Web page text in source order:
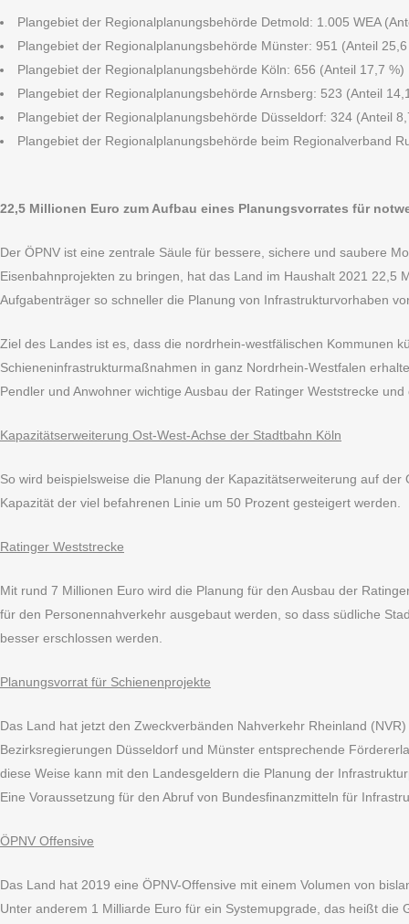
Plangebiet der Regionalplanungsbehörde Detmold: 1.005 WEA
Plangebiet der Regionalplanungsbehörde Münster: 951 (Anteil
Plangebiet der Regionalplanungsbehörde Köln: 656 (Anteil 17,7 %)
Plangebiet der Regionalplanungsbehörde Arnsberg: 523 (Anteil
Plangebiet der Regionalplanungsbehörde Düsseldorf: 324 (Anteil
Plangebiet der Regionalplanungsbehörde beim Regionalverband
22,5 Millionen Euro zum Aufbau eines Planungsvorrates für
Der ÖPNV ist eine zentrale Säule für bessere, sichere und saubere
Eisenbahnprojekten zu bringen, hat das Land im Haushalt 2021
Aufgabenträger so schneller die Planung von Infrastrukturvorhaben
Ziel des Landes ist es, dass die nordrhein-westfälischen Kommunen
Schieneninfrastrukturmaßnahmen in ganz Nordrhein-Westfalen
Pendler und Anwohner wichtige Ausbau der Ratinger Weststrecke
Kapazitätserweiterung Ost-West-Achse der Stadtbahn Köln
So wird beispielsweise die Planung der Kapazitätserweiterung auf
Kapazität der viel befahrenen Linie um 50 Prozent gesteigert werden.
Ratinger Weststrecke
Mit rund 7 Millionen Euro wird die Planung für den Ausbau der
für den Personennahverkehr ausgebaut werden, so dass südliche
besser erschlossen werden.
Planungsvorrat für Schienenprojekte
Das Land hat jetzt den Zweckverbänden Nahverkehr Rheinland
Bezirksregierungen Düsseldorf und Münster entsprechende
diese Weise kann mit den Landesgeldern die Planung der
Eine Voraussetzung für den Abruf von Bundesfinanzmitteln für
ÖPNV Offensive
Das Land hat 2019 eine ÖPNV-Offensive mit einem Volumen von
Unter anderem 1 Milliarde Euro für ein Systemupgrade, das heißt